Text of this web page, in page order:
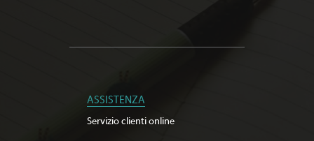
ASSISTENZA
Servizio clienti online